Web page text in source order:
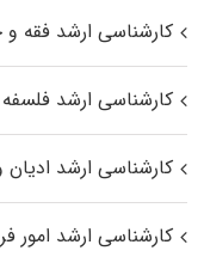
کارشناسی ارشد فقه
کارشناسی ارشد
کارشناسی ارشد
کارشناسی ارشد امور